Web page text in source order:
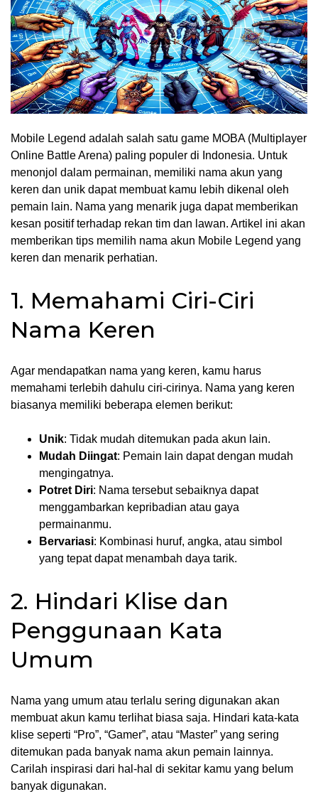
Mobile Legend adalah salah satu game MOBA (Multiplayer
Online Battle Arena) paling populer di Indonesia. Untuk
menonjol dalam permainan, memiliki nama akun yang
keren dan unik dapat membuat kamu lebih dikenal oleh
pemain lain. Nama yang menarik juga dapat memberikan
kesan positif terhadap rekan tim dan lawan. Artikel ini akan
memberikan tips memilih nama akun Mobile Legend yang
keren dan menarik perhatian.
1. Memahami Ciri-Ciri
Nama Keren
Agar mendapatkan nama yang keren, kamu harus
memahami terlebih dahulu ciri-cirinya. Nama yang keren
biasanya memiliki beberapa elemen berikut:
Unik: Tidak mudah ditemukan pada akun lain.
Mudah Diingat: Pemain lain dapat dengan mudah
mengingatnya.
Potret Diri: Nama tersebut sebaiknya dapat
menggambarkan kepribadian atau gaya
permainanmu.
Bervariasi: Kombinasi huruf, angka, atau simbol
yang tepat dapat menambah daya tarik.
2. Hindari Klise dan
Penggunaan Kata
Umum
Nama yang umum atau terlalu sering digunakan akan
membuat akun kamu terlihat biasa saja. Hindari kata-kata
klise seperti “Pro”, “Gamer”, atau “Master” yang sering
ditemukan pada banyak nama akun pemain lainnya.
Carilah inspirasi dari hal-hal di sekitar kamu yang belum
banyak digunakan.